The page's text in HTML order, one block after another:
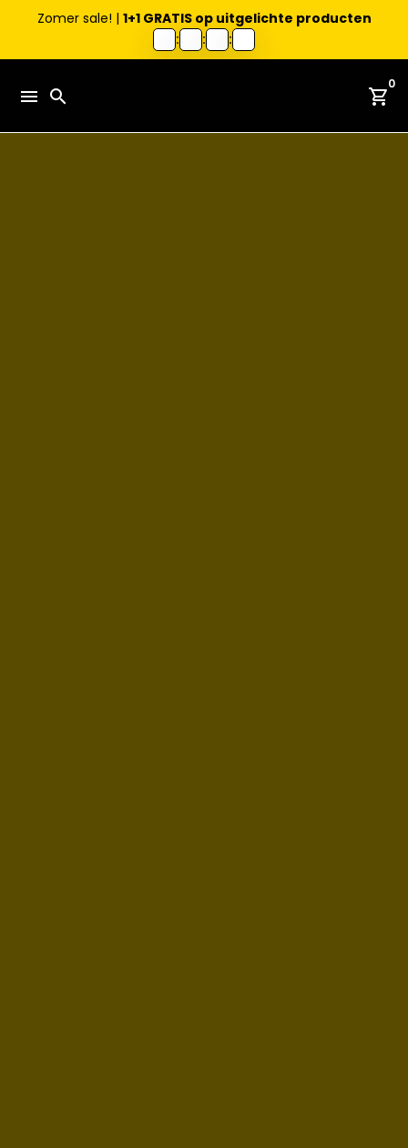
Zomer sale! | 1+1 GRATIS op uitgelichte producten
:
: :
naar
content
menu search shopping_cart
0